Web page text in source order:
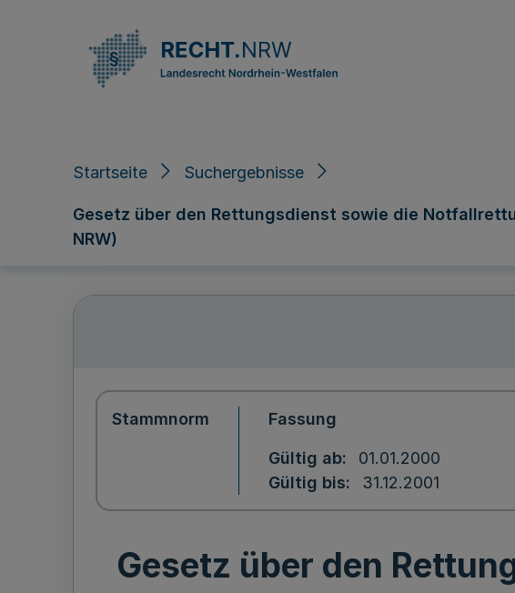
Startseite Suchergebnisse
Gesetz über den Rettungsdienst sowie die
NRW)
Stammnorm Fassung
Gültig ab
01.01.2000
Gültig bis
31.12.2001
Gesetz über den